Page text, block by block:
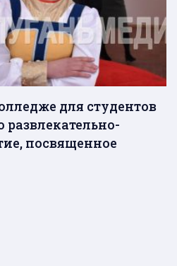
для студентов
посвященное